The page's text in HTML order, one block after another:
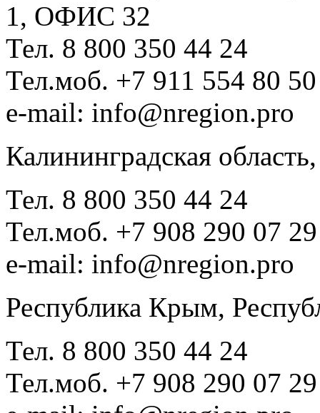
1, ОФИС 32
Тел. 8 800 350 44 24
Тел.моб. +7 911 554 80 50
e-mail: info@nregion.pro
Калининградская
Тел. 8 800 350 44 24
Тел.моб. +7 908 290 07 29
e-mail: info@nregion.pro
Республика Крым,
Тел. 8 800 350 44 24
Тел.моб. +7 908 290 07 29